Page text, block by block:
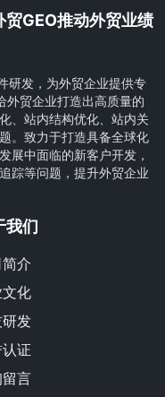
GEO推动外贸业绩
研发，为外贸企业提供专
外贸企业打造出高质量的
、站内结构优化、站内关
。致力于打造具备全球化
展中面临的新客户开发，
踪等问题，提升外贸企业
我们
介
化
发
证
言